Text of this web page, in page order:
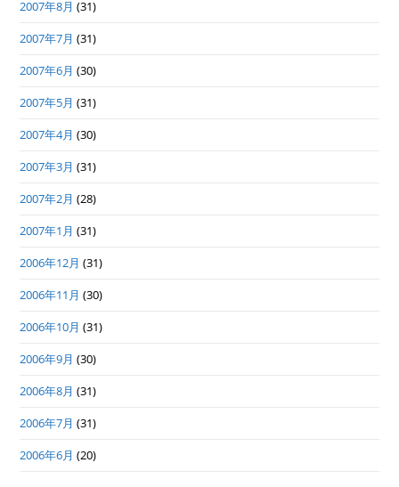
2007年8月 (31)
2007年7月 (31)
2007年6月 (30)
2007年5月 (31)
2007年4月 (30)
2007年3月 (31)
2007年2月 (28)
2007年1月 (31)
2006年12月 (31)
2006年11月 (30)
2006年10月 (31)
2006年9月 (30)
2006年8月 (31)
2006年7月 (31)
2006年6月 (20)